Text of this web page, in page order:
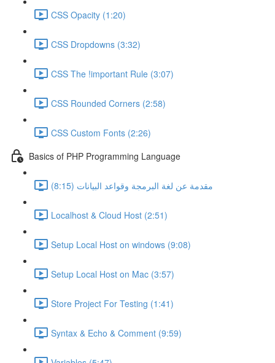
CSS Opacity (1:20)
CSS Dropdowns (3:32)
CSS The !important Rule (3:07)
CSS Rounded Corners (2:58)
CSS Custom Fonts (2:26)
Basics of PHP Programming Language
مقدمة عن لغة البرمجة وقواعد البيانات (8:15)
Localhost & Cloud Host (2:51)
Setup Local Host on windows (9:08)
Setup Local Host on Mac (3:57)
Store Project For Testing (1:41)
Syntax & Echo & Comment (9:59)